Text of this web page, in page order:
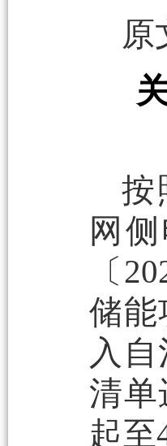
原
按
网
〔
储能
入
清单
起至